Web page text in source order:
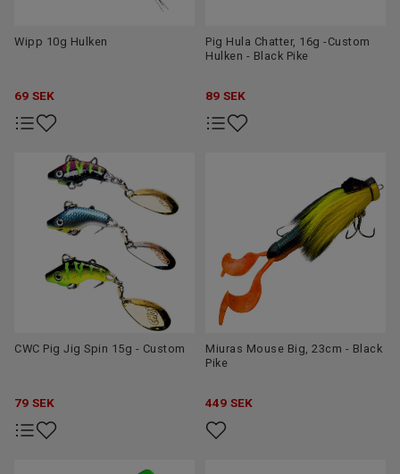
Wipp 10g Hulken
69 SEK
Pig Hula Chatter, 16g -Custom
Hulken - Black Pike
89 SEK
CWC Pig Jig Spin 15g - Custom
79 SEK
Miuras Mouse Big, 23cm - Black
Pike
449 SEK